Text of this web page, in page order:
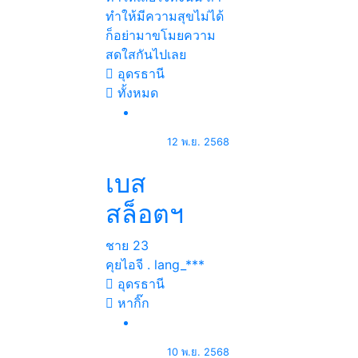
ทำให้มีความสุขไม่ได้
ก็อย่ามาขโมยความ
สดใสกันไปเลย
อุดรธานี
ทั้งหมด
12 พ.ย. 2568
เบส
สล็อตฯ
ชาย 23
คุยไอจี . lang_***
อุดรธานี
หากิ๊ก
10 พ.ย. 2568